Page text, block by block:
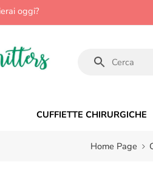
oggi?
CUFFIETTE CHIRURGICHE
Home Page